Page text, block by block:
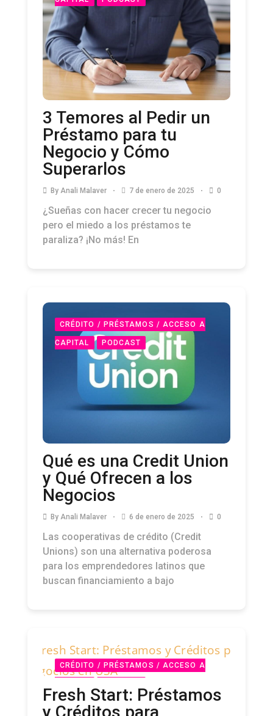
3 Temores al Pedir un
Préstamo para tu
Negocio y Cómo
Superarlos
By Anali Malaver 7 de enero de 2025 0
¿Sueñas con hacer crecer tu negocio
pero el miedo a los préstamos te
paraliza? ¡No más! En
CRÉDITO / PRÉSTAMOS / ACCESO A
CAPITAL PODCAST
Qué es una Credit Union
y Qué Ofrecen a los
Negocios
By Anali Malaver 6 de enero de 2025 0
Las cooperativas de crédito (Credit
Unions) son una alternativa poderosa
para los emprendedores latinos que
buscan financiamiento a bajo
CRÉDITO / PRÉSTAMOS / ACCESO A
Fresh Start: Préstamos